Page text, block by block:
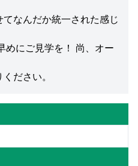
なんだか統一された感じ
めにご見学を！ 尚、オー
ださい。